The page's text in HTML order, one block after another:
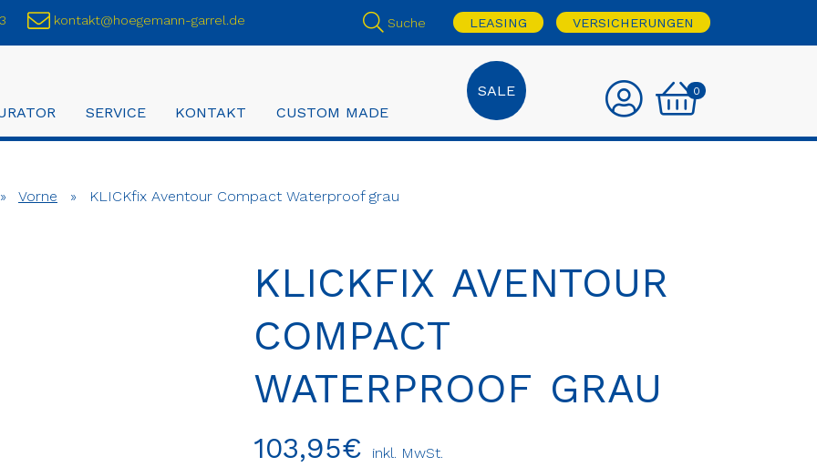
kontakt@hoegemann-garrel.de Suche LEASING VERSICHERUNGEN
SERVICE KONTAKT CUSTOM MADE
SALE 0
» Vorne » KLICKfix Aventour Compact Waterproof grau
KLICKFIX AVENTOUR
COMPACT
WATERPROOF GRAU
103,95€ inkl. MwSt.